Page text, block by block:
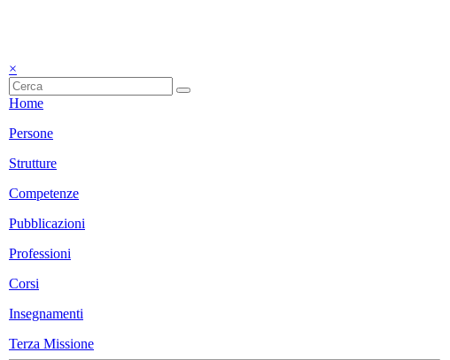
×
Home
Persone
Strutture
Competenze
Pubblicazioni
Professioni
Corsi
Insegnamenti
Terza Missione